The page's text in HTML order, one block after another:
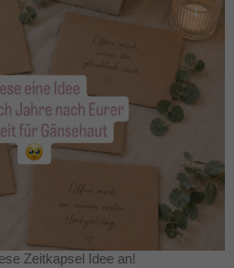
Zeitkapsel Idee an!